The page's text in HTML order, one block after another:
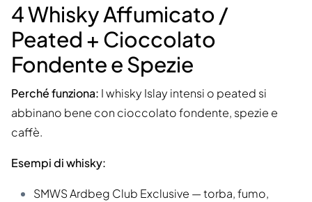
4 Whisky Affumicato /
Peated + Cioccolato
Fondente e Spezie
Perché funziona: I whisky Islay intensi o peated si
abbinano bene con cioccolato fondente, spezie e
caffè.
Esempi di whisky:
SMWS Ardbeg Club Exclusive — torba, fumo,